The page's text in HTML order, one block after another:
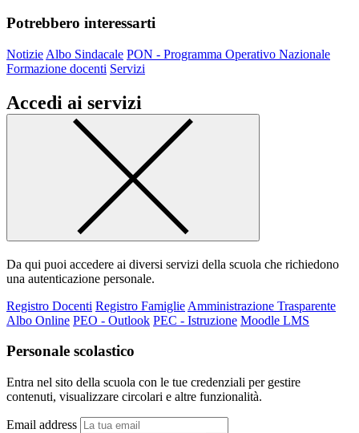
Potrebbero interessarti
Notizie Albo Sindacale PON - Programma Operativo Nazionale
Formazione docenti Servizi
Accedi ai servizi
Da qui puoi accedere ai diversi servizi della scuola che richiedono
una autenticazione personale.
Registro Docenti Registro Famiglie Amministrazione Trasparente
Albo Online PEO - Outlook PEC - Istruzione Moodle LMS
Personale scolastico
Entra nel sito della scuola con le tue credenziali per gestire
contenuti, visualizzare circolari e altre funzionalità.
Email address